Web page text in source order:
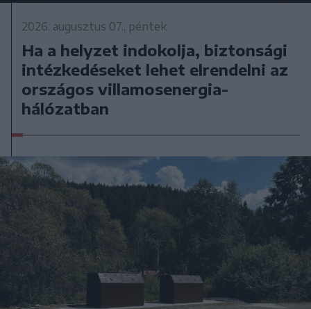
2026. augusztus 07., péntek
Ha a helyzet indokolja, biztonsági
intézkedéseket lehet elrendelni az
országos villamosenergia-
hálózatban